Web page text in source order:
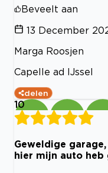
Beveelt aan
13 December
Marga Roosjen
Capelle ad IJssel
delen
10
Geweldige
hier mijn auto heb